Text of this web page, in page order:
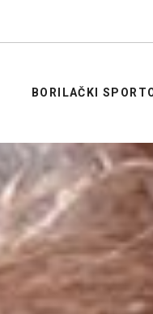
BORILAČKI